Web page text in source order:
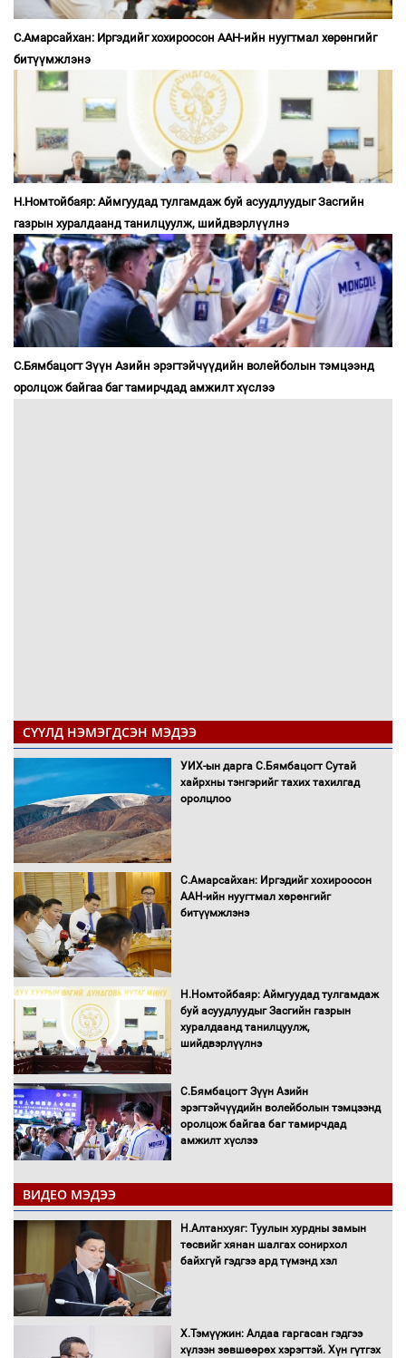
С.Амарсайхан: Иргэдийг хохироосон ААН-ийн нуугтмал хөрөнгийг
битүүмжлэнэ
Н.Номтойбаяр: Аймгуудад тулгамдаж буй асуудлуудыг Засгийн
газрын хуралдаанд танилцуулж, шийдвэрлүүлнэ
С.Бямбацогт Зүүн Азийн эрэгтэйчүүдийн волейболын тэмцээнд
оролцож байгаа баг тамирчдад амжилт хүслээ
СҮҮЛД НЭМЭГДСЭН МЭДЭЭ
УИХ-ын дарга С.Бямбацогт Сутай
хайрхны тэнгэрийг тахих тахилгад
оролцлоо
С.Амарсайхан: Иргэдийг хохироосон
ААН-ийн нуугтмал хөрөнгийг
битүүмжлэнэ
Н.Номтойбаяр: Аймгуудад тулгамдаж
буй асуудлуудыг Засгийн газрын
хуралдаанд танилцуулж,
шийдвэрлүүлнэ
С.Бямбацогт Зүүн Азийн
эрэгтэйчүүдийн волейболын тэмцээнд
оролцож байгаа баг тамирчдад
амжилт хүслээ
Автобензин, дизель түлшний онцгой
албан татварыг тэглэлээ
Санхүүгийн хэмнэлтийн горимд эрүүл
мэндийн салбар хамаарахгүй
ВИДЕО МЭДЭЭ
Н.Алтанхуяг: Туулын хурдны замын
төсвийг хянан шалгах сонирхол
байхгүй гэдгээ ард түмэнд хэл
Х.Тэмүүжин: Алдаа гаргасан гэдгээ
хүлээн зөвшөөрөх хэрэгтэй. Хүн гүтгэх